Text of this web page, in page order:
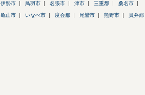
伊勢市 鳥羽市 名張市 津市 三重郡 桑名市
亀山市 いなべ市 度会郡 尾鷲市 熊野市 員弁郡